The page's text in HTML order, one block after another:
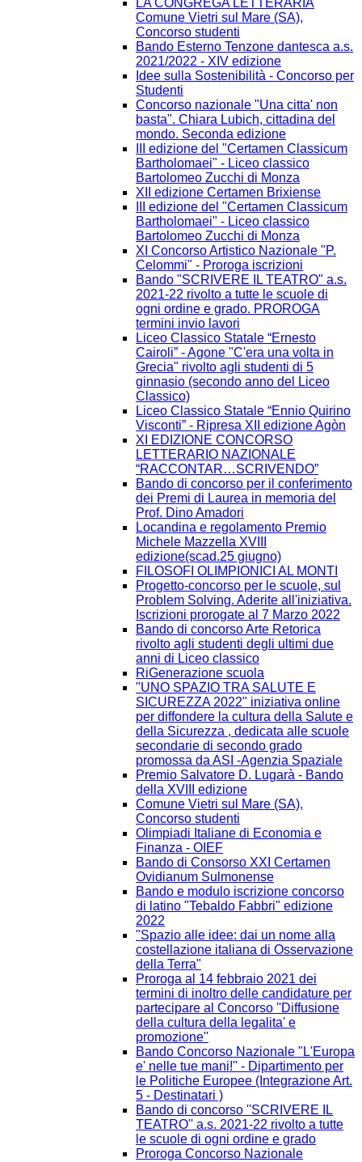
LA CONGREGA LETTERARIA
Comune Vietri sul Mare (SA),
Concorso studenti
Bando Esterno Tenzone dantesca a.s.
2021/2022 - XIV edizione
Idee sulla Sostenibilità - Concorso per
Studenti
Concorso nazionale "Una citta' non
basta". Chiara Lubich, cittadina del
mondo. Seconda edizione
III edizione del "Certamen Classicum
Bartholomaei" - Liceo classico
Bartolomeo Zucchi di Monza
XII edizione Certamen Brixiense
III edizione del "Certamen Classicum
Bartholomaei" - Liceo classico
Bartolomeo Zucchi di Monza
XI Concorso Artistico Nazionale "P.
Celommi" - Proroga iscrizioni
Bando "SCRIVERE IL TEATRO" a.s.
2021-22 rivolto a tutte le scuole di
ogni ordine e grado. PROROGA
termini invio lavori
Liceo Classico Statale “Ernesto
Cairoli” - Agone "C'era una volta in
Grecia" rivolto agli studenti di 5
ginnasio (secondo anno del Liceo
Classico)
Liceo Classico Statale “Ennio Quirino
Visconti” - Ripresa XII edizione Agòn
XI EDIZIONE CONCORSO
LETTERARIO NAZIONALE
“RACCONTAR…SCRIVENDO”
Bando di concorso per il conferimento
dei Premi di Laurea in memoria del
Prof. Dino Amadori
Locandina e regolamento Premio
Michele Mazzella XVIII
edizione(scad.25 giugno)
FILOSOFI OLIMPIONICI AL MONTI
Progetto-concorso per le scuole, sul
Problem Solving. Aderite all'iniziativa.
Iscrizioni prorogate al 7 Marzo 2022
Bando di concorso Arte Retorica
rivolto agli studenti degli ultimi due
anni di Liceo classico
RiGenerazione scuola
"UNO SPAZIO TRA SALUTE E
SICUREZZA 2022" iniziativa online
per diffondere la cultura della Salute e
della Sicurezza , dedicata alle scuole
secondarie di secondo grado
promossa da ASI -Agenzia Spaziale
Premio Salvatore D. Lugarà - Bando
della XVIII edizione
Comune Vietri sul Mare (SA),
Concorso studenti
Olimpiadi Italiane di Economia e
Finanza - OIEF
Bando di Consorso XXI Certamen
Ovidianum Sulmonense
Bando e modulo iscrizione concorso
di latino "Tebaldo Fabbri" edizione
2022
"Spazio alle idee: dai un nome alla
costellazione italiana di Osservazione
della Terra"
Proroga al 14 febbraio 2021 dei
termini di inoltro delle candidature per
partecipare al Concorso ''Diffusione
della cultura della legalita' e
promozione''
Bando Concorso Nazionale "L'Europa
e' nelle tue mani!" - Dipartimento per
le Politiche Europee (Integrazione Art.
5 - Destinatari )
Bando di concorso ''SCRIVERE IL
TEATRO'' a.s. 2021-22 rivolto a tutte
le scuole di ogni ordine e grado
Proroga Concorso Nazionale